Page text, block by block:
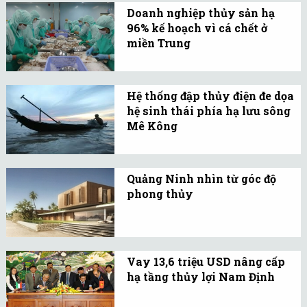
căn hộ chung cư đang trở
thành một xu hướng phát
Doanh nghiệp thủy sản hạ
96% kế hoạch vì cá chết ở
miền Trung
từ 41 tỷ xuống 1,5 tỷ đồng,
lý do chính là ảnh hưởng
từ việc cá chết hồi giữa
năm tại miền Trung.
Hệ thống đập thủy điện đe dọa
hệ sinh thái phía hạ lưu sông
Mê Kông
gian tới sẽ phải đối mặt
với tình trạng xói lở bờ
đập thủy điện phía
thượng nguồn.
Quảng Ninh nhìn từ góc độ
phong thủy
sơn, hướng hải”, một thế
đất tốt theo phong thủy.
Vay 13,6 triệu USD nâng cấp
hạ tầng thủy lợi Nam Định